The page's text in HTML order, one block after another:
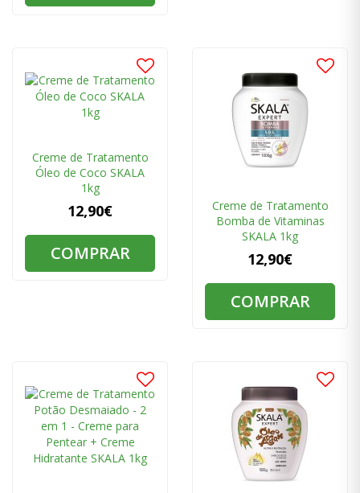
Creme de Tratamento
Óleo de Coco SKALA
1kg
12,90€
COMPRAR
Creme de Tratamento
Bomba de Vitaminas
SKALA 1kg
12,90€
COMPRAR